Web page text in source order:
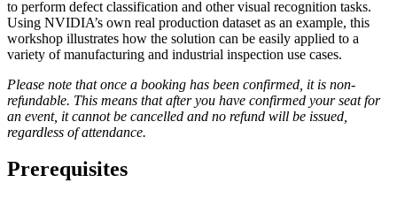
to perform defect classification and other visual recognition tasks.
Using NVIDIA’s own real production dataset as an example, this
workshop illustrates how the solution can be easily applied to a
variety of manufacturing and industrial inspection use cases.
Please note that once a booking has been confirmed, it is non-
refundable. This means that after you have confirmed your seat for
an event, it cannot be cancelled and no refund will be issued,
regardless of attendance.
Prerequisites